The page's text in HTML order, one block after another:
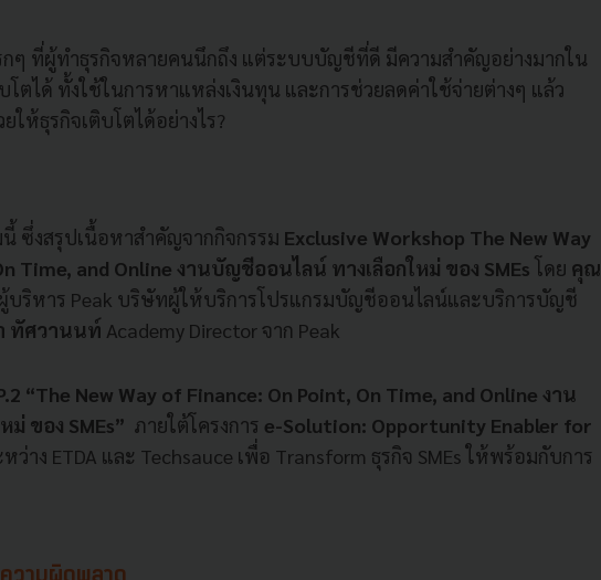
ๆ ที่ผู้ทำธุรกิจหลายคนนึกถึง แต่ระบบบัญชีที่ดี มีความสำคัญอย่างมากใน
โตได้ ทั้งใช้ในการหาแหล่งเงินทุน และการช่วยลดค่าใช้จ่ายต่างๆ แล้ว
ห้ธุรกิจเติบโตได้อย่างไร?
ซึ่งสรุปเนื้อหาสำคัญจากกิจกรรม Exclusive Workshop The New Way
Time, and Online งานบัญชีออนไลน์ ทางเลือกใหม่ ของ SMEs โดย คุณ
บริหาร Peak บริษัทผู้ให้บริการโปรแกรมบัญชีออนไลน์และบริการบัญชี
ทัศวานนท์ Academy Director จาก Peak
“The New Way of Finance: On Point, On Time, and Online งาน
ของ SMEs” ภายใต้โครงการ e-Solution: Opportunity Enabler for
ว่าง ETDA และ Techsauce เพื่อ Transform ธุรกิจ SMEs ให้พร้อมกับการ